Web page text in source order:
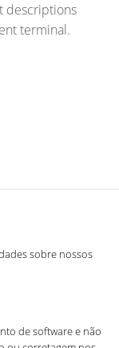
descriptions
terminal.
sobre nossos
de software e não